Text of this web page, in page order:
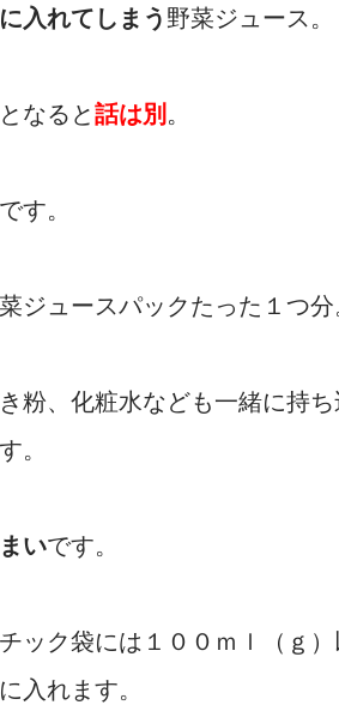
入れてしまう 野菜ジュース。
なると話は別。
です。
ジュースパックたった１つ
粉、化粧水なども一緒に持
。
いです。
ック袋には１００ｍｌ（ｇ
入れます。